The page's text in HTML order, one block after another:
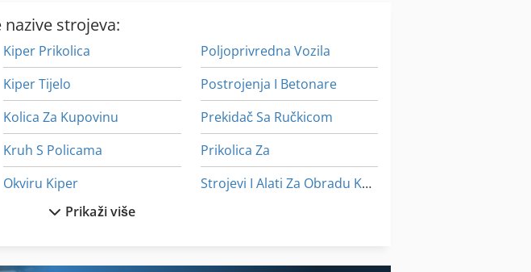
strojeva:
Kiper Prikolica
Kiper Tijelo
Kolica Za Kupovinu
Kruh S Policama
Okviru Kiper
On 06 Utovarivačem
Poljoprivredna Vozila
Postrojenja I Betonare
Prekidač Sa Ručkicom
Prikolica Za
Strojevi I Alati Za Obradu Kamena
Prikaži više